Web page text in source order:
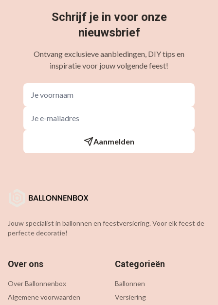
Schrijf je in voor onze
nieuwsbrief
Ontvang exclusieve aanbiedingen, DIY tips en
inspiratie voor jouw volgende feest!
Aanmelden
Jouw specialist in ballonnen en feestversiering. Voor elk feest de
perfecte decoratie!
Over ons
Over Ballonnenbox
Algemene voorwaarden
Categorieën
Ballonnen
Versiering